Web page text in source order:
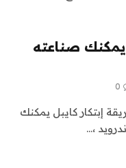
خطير يمكنك صناعته
0
إبتكار كايبل يمكنك
،…